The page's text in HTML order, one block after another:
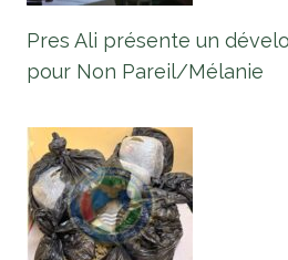
Pres Ali présente un
pour Non Pareil/Mélanie